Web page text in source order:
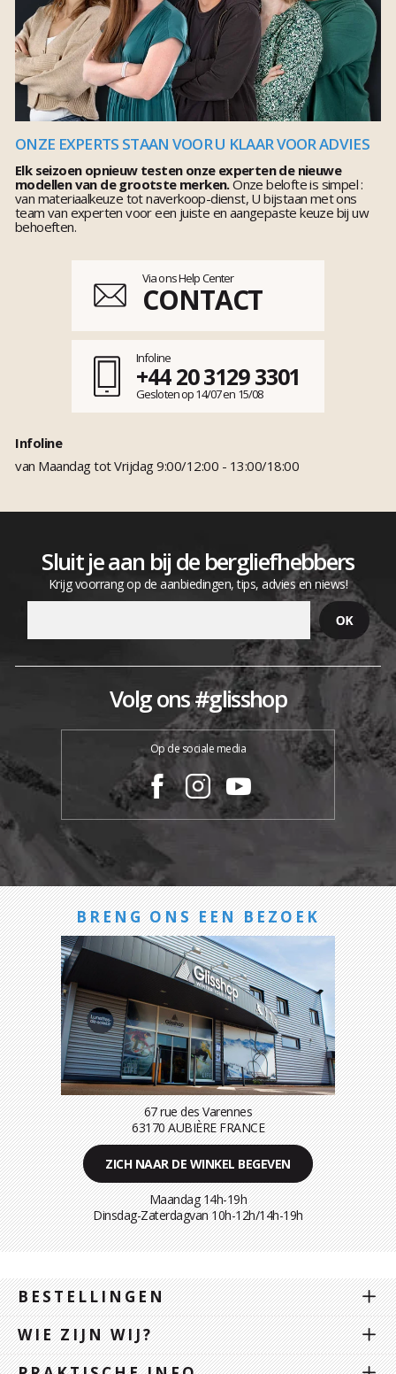
ONZE EXPERTS STAAN VOOR U KLAAR VOOR ADVIES
Elk seizoen opnieuw testen onze experten de nieuwe
modellen van de grootste merken.Onze belofte is simpel :
van materiaalkeuze tot naverkoop-dienst, U bijstaan met ons
team van experten voor een juiste en aangepaste keuze bij uw
behoeften.
Via ons Help Center
CONTACT
Infoline
+44 20 3129 3301
Gesloten op 14/07 en 15/08
Infoline
van Maandag tot Vrijdag 9:00/12:00 - 13:00/18:00
Sluit je aan bij de bergliefhebbers
Krijg voorrang op de aanbiedingen, tips, advies en niews!
Volg ons #glisshop
Op de sociale media
BRENG ONS EEN BEZOEK
67 rue des Varennes
63170 AUBIÈRE FRANCE
ZICH NAAR DE WINKEL BEGEVEN
Maandag 14h-19h
Dinsdag-Zaterdagvan 10h-12h/14h-19h
BESTELLINGEN
WIE ZIJN WIJ?